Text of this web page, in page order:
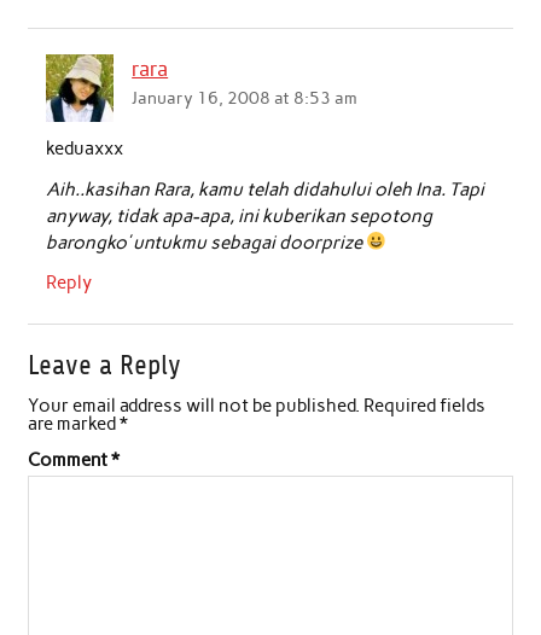
rara
January 16, 2008 at 8:53 am
keduaxxx
Aih..kasihan Rara, kamu telah didahului oleh Ina. Tapi
anyway, tidak apa-apa, ini kuberikan sepotong
barongko’ untukmu sebagai doorprize
Reply
Leave a Reply
Your email address will not be published. Required fields
are marked*
Comment*